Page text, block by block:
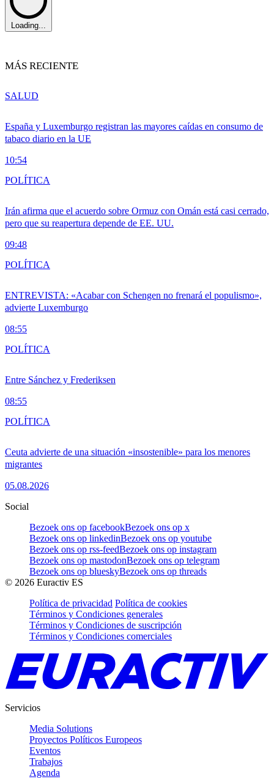
Loading...
MÁS RECIENTE
España y Luxemburgo registran las mayores caídas en consumo de
tabaco diario en la UE
10:54
SALUD
Irán afirma que el acuerdo sobre Ormuz con Omán está casi cerrado,
pero que su reapertura depende de EE. UU.
09:48
POLÍTICA
ENTREVISTA: «Acabar con Schengen no frenará el populismo»,
advierte Luxemburgo
08:55
POLÍTICA
Entre Sánchez y Frederiksen
08:55
POLÍTICA
Ceuta advierte de una situación «insostenible» para los menores
migrantes
05.08.2026
POLÍTICA
Social
Bezoek ons op facebookBezoek ons op x
Bezoek ons op linkedinBezoek ons op youtube
Bezoek ons op rss-feedBezoek ons op instagram
Bezoek ons op mastodonBezoek ons op telegram
Bezoek ons op blueskyBezoek ons op threads
© 2026 Euractiv ES
Política de privacidad Política de cookies
Términos y Condiciones generales
Términos y Condiciones de suscripción
Términos y Condiciones comerciales
Servicios
Media Solutions
Proyectos Políticos Europeos
Eventos
Trabajos
Agenda